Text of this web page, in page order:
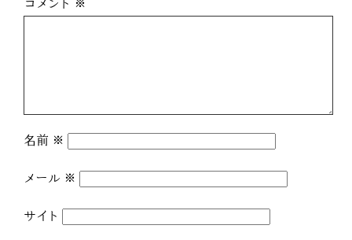
コメント ※
名前 ※
メール ※
サイト